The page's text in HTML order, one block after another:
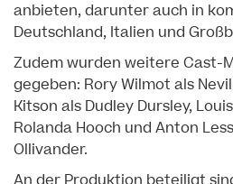
anbieten, darunter auch in
Deutschland, Italien und
Zudem wurden weitere Cast-
gegeben: Rory Wilmot als
Kitson als Dudley Dursley,
Rolanda Hooch und Anton
Ollivander.